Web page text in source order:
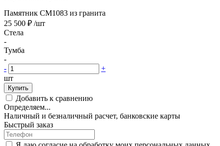
Памятник CM1083 из гранита
25 500 ₽ /шт
Стела
-
Тумба
-
-
+
шт
Купить
Добавить к сравнению
Определяем...
Наличный и безналичный расчет, банковские карты
Быстрый заказ